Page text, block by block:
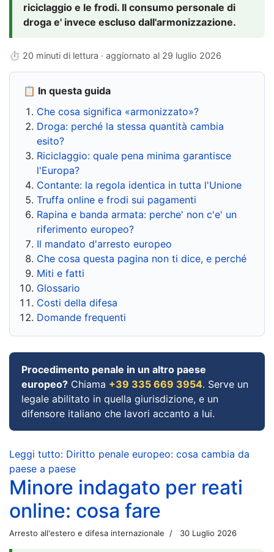
riciclaggio e le frodi. Il consumo personale di
droga e' invece escluso dall'armonizzazione.
⏱ 20 minuti di lettura · aggiornato al 29 luglio 2026
📋 In questa guida
Che cosa significa «armonizzato»?
Droga: perché la stessa quantità cambia
esito?
Riciclaggio: quale pena minima garantisce
l'Europa?
Contante: la regola identica in tutta l'Unione
Truffa online e frodi sui pagamenti
Rapina e banda armata: perche' non c'e' un
riferimento europeo?
Il mandato d'arresto europeo
Che cosa questa pagina non ti dice, e perché
Miti e fatti
Glossario
Costi della difesa
Domande frequenti
Procedimento penale in un altro paese
europeo? Chiama +39 335 669 3954. Serve un
legale abilitato in quella giurisdizione, e un
difensore italiano che lavori accanto a lui.
Leggi tutto: Diritto penale europeo: cosa cambia da
paese a paese
Minore indagato per reati
online: cosa fare
Arresto all'estero e difesa internazionale 30 Luglio 2026